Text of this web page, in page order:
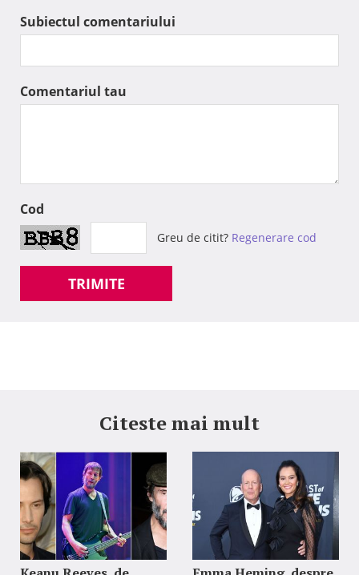
Subiectul comentariului
Comentariul tau
Cod
Greu de citit? Regenerare cod
TRIMITE
Citeste mai mult